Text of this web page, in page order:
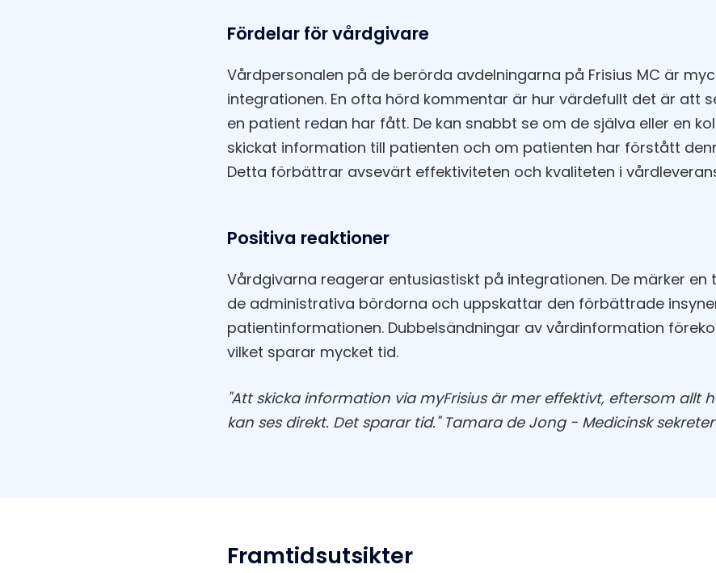
Fördelar för vårdgivare
Vårdpersonalen på de berörda avdelningarna på Frisius MC är
integrationen. En ofta hörd kommentar är hur värdefullt det är att
en patient redan har fått. De kan snabbt se om de själva eller en
skickat information till patienten och om patienten har förstått
Detta förbättrar avsevärt effektiviteten och kvaliteten i
Positiva reaktioner
Vårdgivarna reagerar entusiastiskt på integrationen. De märker en
de administrativa bördorna och uppskattar den förbättrade
patientinformationen. Dubbelsändningar av vårdinformation
vilket sparar mycket tid.
"Att skicka information via myFrisius är mer effektivt, eftersom allt
kan ses direkt. Det sparar tid." Tamara de Jong - Medicinsk
Framtidsutsikter